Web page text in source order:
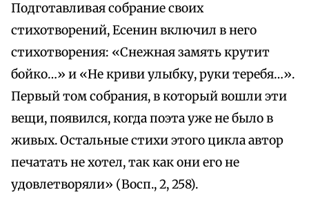
Подготавливая собрание своих
стихотворений, Есенин включил в него
стихотворения: «Снежная замять крутит
бойко…» и «Не криви улыбку, руки теребя…».
Первый том собрания, в который вошли эти
вещи, появился, когда поэта уже не было в
живых. Остальные стихи этого цикла автор
печатать не хотел, так как они его не
удовлетворяли» (Восп., 2, 258).